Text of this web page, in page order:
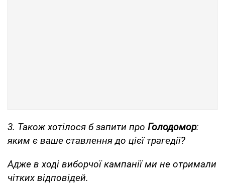
3. Також хотілося б запити про Голодомор:
яким є ваше ставлення до цієї трагедії?
Адже в ході виборчої кампанії ми не отримали
чітких відповідей.